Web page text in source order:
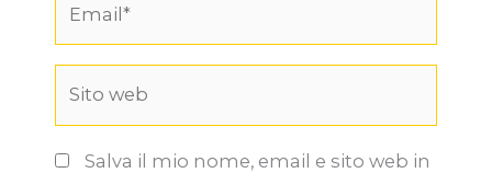
Salva il mio nome, email e sito web in